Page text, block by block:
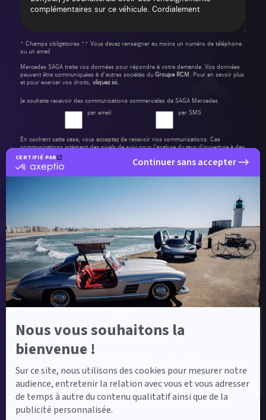
CERTIFIÉ PAR
certifié
sur
Axeptio
Continuer sans accepter
Nous vous souhaitons la
bienvenue !
Sur ce site, nous utilisons des cookies pour mesurer notre
audience, entretenir la relation avec vous et vous adresser
de temps à autre du contenu qualitatif ainsi que de la
publicité personnalisée.
* Champs obligatoires ** Vous devez renseigner au moins un numéro de téléphone
ou un email
Mercedes SAGA traite vos données pour répondre à votre demande. Vos données
peuvent être communiquées à d’autres sociétés du Groupe RCM . Pour en savoir plus
et pour exercer vos droits, cliquez ici.
Je souhaite recevoir des communications commerciales de SAGA Mercedes
par email
par SMS
En cochant cette case, vous acceptez de recevoir nos communications. Ces
communications intègrent des pixels de suivi pour l'analyse du taux d'ouverture à des
fins de délivrabilité et pour mesurer et optimiser les campagnes conformément à
notre politique de confidentialité
Label Certified et Garanties
Label Certified
Le label Mercedes-Benz Certified vous propose